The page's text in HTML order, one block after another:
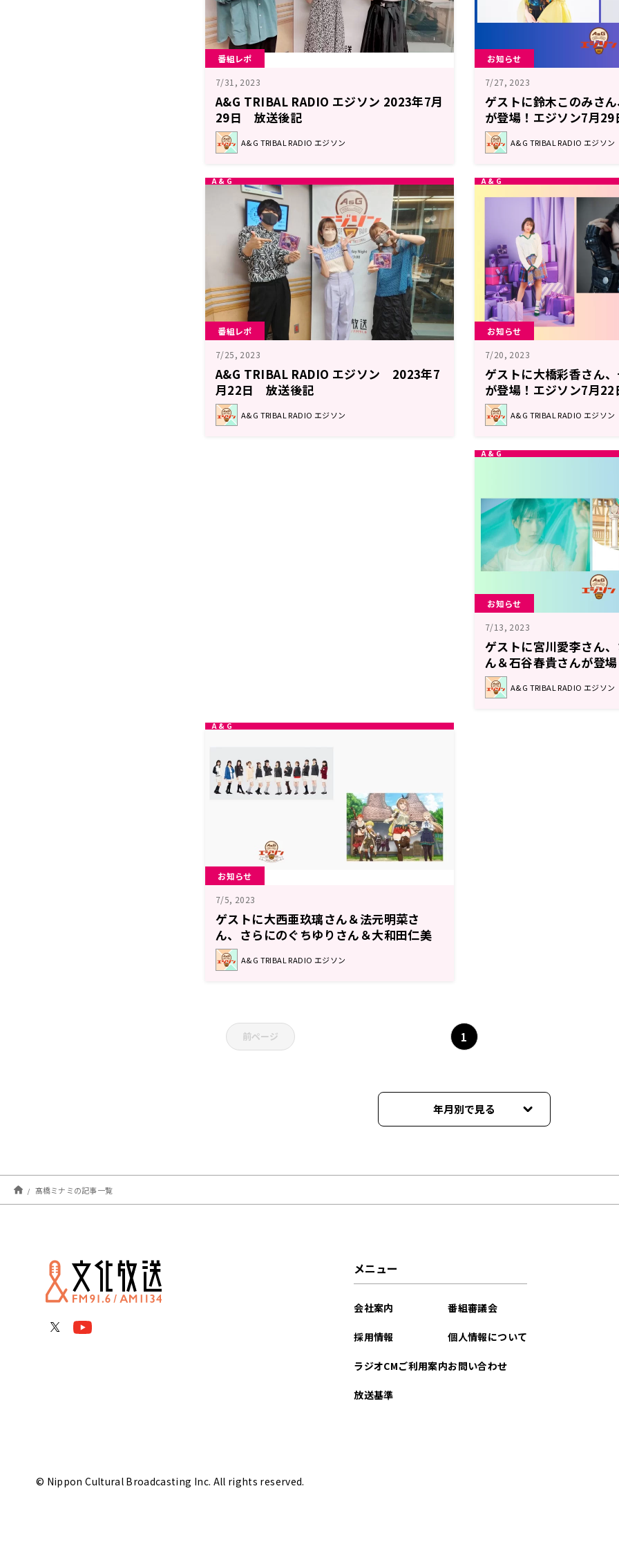
番組レポ
7/31, 2023
A&G TRIBAL RADIO エジソン 2023年7月
29日 放送後記
A&G TRIBAL RADIO エジソン
お知らせ
7/27, 2023
ゲストに鈴木このみさ
が登場！エジソン7月29
A&G TRIBAL RADIO エジソン
番組レポ
7/25, 2023
A&G TRIBAL RADIO エジソン 2023年7
月22日 放送後記
A&G TRIBAL RADIO エジソン
お知らせ
7/20, 2023
ゲストに大橋彩香さん
が登場！エジソン7月22
A&G TRIBAL RADIO エジソン
お知らせ
7/13, 2023
ゲストに宮川愛李さん
ん＆石谷春貴さんが登
日
A&G TRIBAL RADIO エジソン
お知らせ
7/5, 2023
ゲストに大西亜玖璃さん＆法元明菜さ
ん、さらにのぐちゆりさん＆大和田仁美
さんが登場！エジソン7月8日
A&G TRIBAL RADIO エジソン
前ページ 1
年月別で見る
2025年01月
2024年12月
髙橋ミナミの記事一覧
メニュー
会社案内
採用情報
ラジオCMご利用案内
放送基準
番組審議会
個人情報について
お問い合わせ
© Nippon Cultural Broadcasting Inc. All rights reserved.